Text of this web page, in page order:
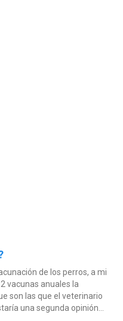
de los perros, a mi
vacunas anuales la
son las que el veterinario
una segunda opinión...